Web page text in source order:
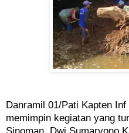
Danramil 01/Pati Kapten
memimpin kegiatan yang
Sinoman, Dwi Sumaryono